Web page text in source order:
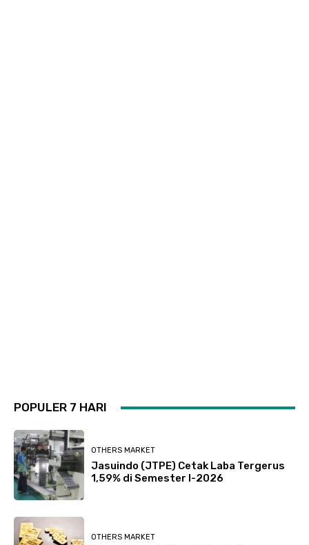
POPULER 7 HARI
OTHERS MARKET
Jasuindo (JTPE) Cetak Laba Tergerus
1,59% di Semester I-2026
OTHERS MARKET